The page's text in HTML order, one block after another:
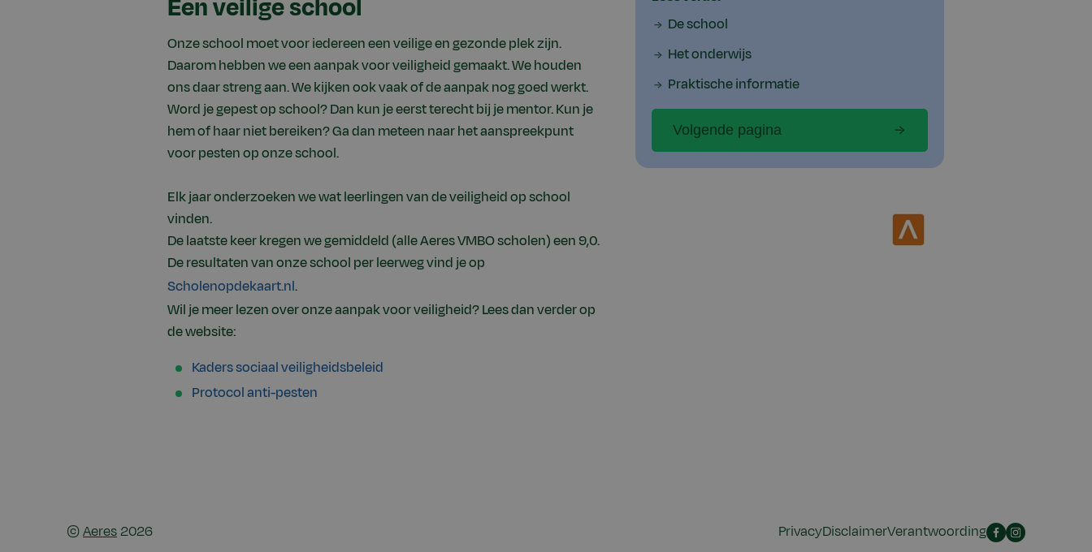
Een veilige school
Onze school moet voor iedereen een veilige en gezonde plek zijn.
Daarom hebben we een aanpak voor veiligheid gemaakt. We houden
ons daar streng aan. We kijken ook vaak of de aanpak nog goed werkt.
Word je gepest op school? Dan kun je eerst terecht bij je mentor. Kun je
hem of haar niet bereiken? Ga dan meteen naar het aanspreekpunt
voor pesten op onze school.
Elk jaar onderzoeken we wat leerlingen van de veiligheid op school
vinden.
De laatste keer kregen we gemiddeld (alle Aeres VMBO scholen) een 9,0.
De resultaten van onze school per leerweg vind je op
Scholenopdekaart.nl.
Wil je meer lezen over onze aanpak voor veiligheid? Lees dan verder op
de website:
Kaders sociaal veiligheidsbeleid
Protocol anti-pesten
De school
Het onderwijs
Praktische informatie
Volgende pagina
©Aeres2026 PrivacyDisclaimerVerantwoordingFacebook
Instagram